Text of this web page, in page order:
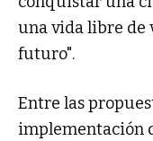
una vida libre de
futuro".
Entre las
implementación